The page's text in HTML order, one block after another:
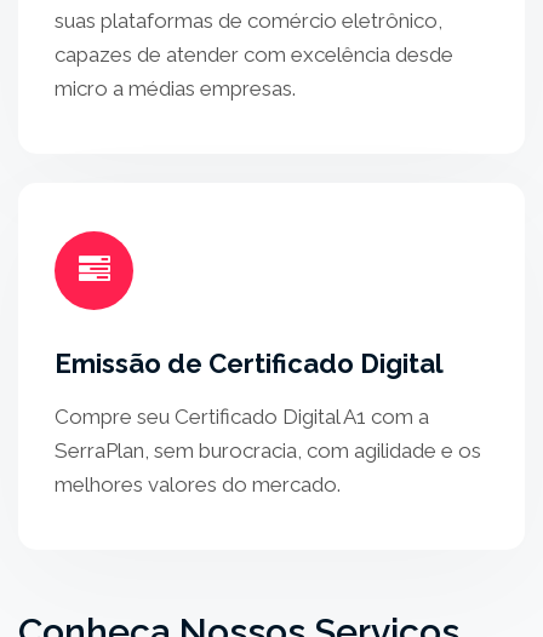
suas plataformas de comércio eletrônico,
capazes de atender com excelência desde
micro a médias empresas.
Emissão de Certificado Digital
Compre seu Certificado Digital A1 com a
SerraPlan, sem burocracia, com agilidade e os
melhores valores do mercado.